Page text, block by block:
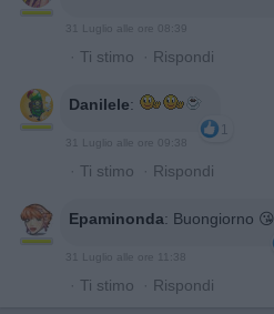
31 Luglio alle ore 08:39
· Ti stimo · Rispondi
Danilele:
1
31 Luglio alle ore 09:38
· Ti stimo · Rispondi
Epaminonda: Buongiorno 😘
· Ti stimo · Rispondi